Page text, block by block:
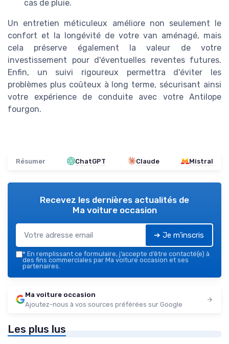
cas de pluie.
Un entretien méticuleux améliore non seulement le
confort et la longévité de votre van aménagé, mais
cela préserve également la valeur de votre
investissement pour d'éventuelles reventes futures.
Enfin, un suivi rigoureux permettra d'éviter les
problèmes plus coûteux à long terme, sécurisant ainsi
votre expérience de conduite avec votre Antilope
fourgon.
Résumer ChatGPT Claude Mistral
Recevez les dernières actualités de
Ma voiture occasion
➔ Je m'inscris
* En remplissant ce formulaire, j’accepte d’être contacté(e) à
des fins commerciales par Ma voiture occasion et ses
partenaires.
Ma voiture occasion
Ajoutez-nous à vos sources préférées sur Google
Les plus lus